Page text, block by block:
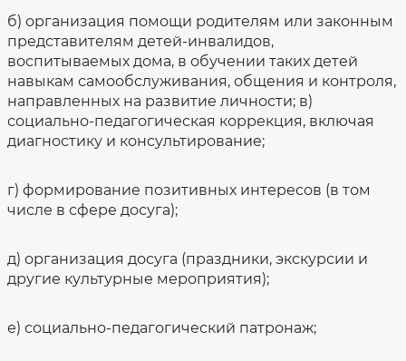
б) организация помощи родителям или законным
представителям детей-инвалидов,
воспитываемых дома, в обучении таких детей
навыкам самообслуживания, общения и контроля,
направленных на развитие личности; в)
социально-педагогическая коррекция, включая
диагностику и консультирование;
г) формирование позитивных интересов (в том
числе в сфере досуга);
д) организация досуга (праздники, экскурсии и
другие культурные мероприятия);
е) социально-педагогический патронаж;